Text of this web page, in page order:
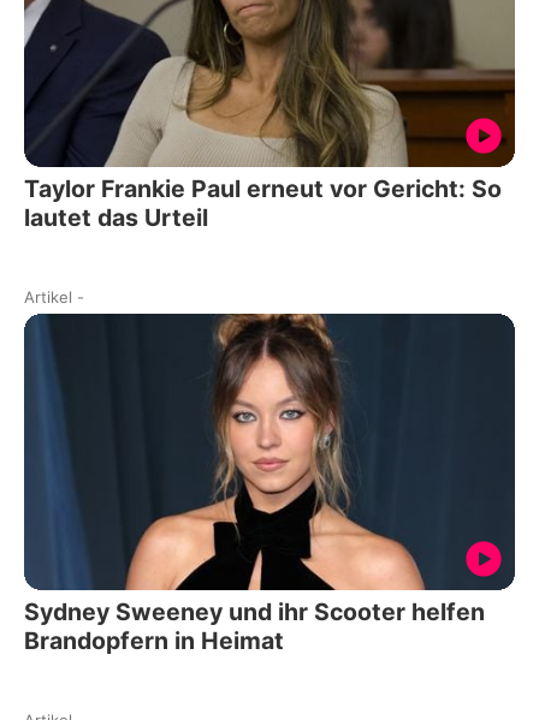
Taylor Frankie Paul erneut vor Gericht: So
lautet das Urteil
Artikel -
Sydney Sweeney und ihr Scooter helfen
Brandopfern in Heimat